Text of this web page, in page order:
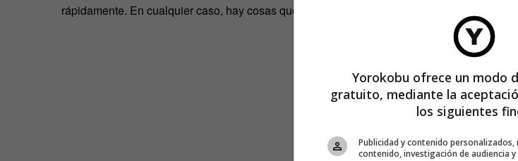
rápidamente. En cualquier caso, hay cosas que se entienden mejor con un par de vídeos.
Yorokobu ofrece un modo
gratuito, mediante la
los siguientes
Publicidad y contenido personalizados,
contenido, investigación de audiencia